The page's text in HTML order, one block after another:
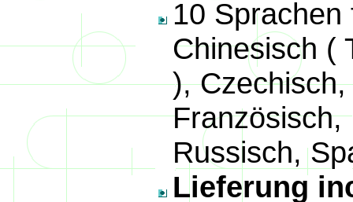
10
Chinesisch (
),
Französisch,
Russisch,
Lieferung